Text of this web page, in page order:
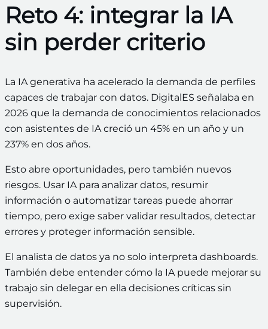
Reto 4: integrar la IA
sin perder criterio
La IA generativa ha acelerado la demanda de perfiles
capaces de trabajar con datos. DigitalES señalaba en
2026 que la demanda de conocimientos relacionados
con asistentes de IA creció un 45% en un año y un
237% en dos años.
Esto abre oportunidades, pero también nuevos
riesgos. Usar IA para analizar datos, resumir
información o automatizar tareas puede ahorrar
tiempo, pero exige saber validar resultados, detectar
errores y proteger información sensible.
El analista de datos ya no solo interpreta dashboards.
También debe entender cómo la IA puede mejorar su
trabajo sin delegar en ella decisiones críticas sin
supervisión.